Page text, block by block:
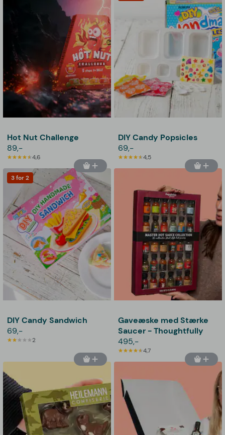
Hot Nut Challenge
89,-
4,6
DIY Candy Popsicles
69,-
4,5
3 for 2
DIY Candy Sandwich
69,-
2
Gaveæske med Stærke
Saucer - Thoughtfully
495,-
4,7